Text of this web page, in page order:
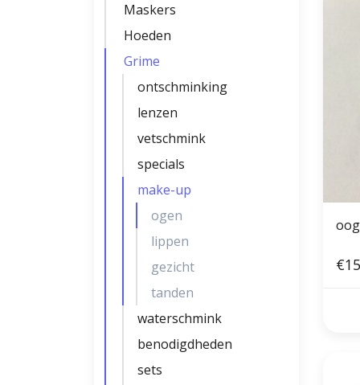
Maskers
Hoeden
Grime
ontschminking
lenzen
vetschmink
specials
make-up
ogen
lippen
gezicht
tanden
waterschmink
benodigdheden
sets